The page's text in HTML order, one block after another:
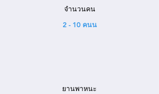
จำนวนคน
2 - 10 คนน
ยานพาหนะ